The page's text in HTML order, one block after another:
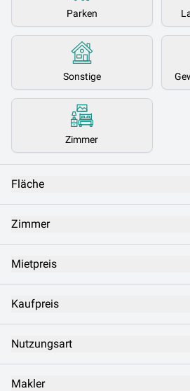
Parken
Sonstige
Zimmer
Fläche
Zimmer
Mietpreis
Kaufpreis
Nutzungsart
Makler